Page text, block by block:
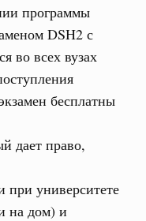
программы
DSH2 с
во всех вузах
бесплатны
дает право,
при университете
на дом) и